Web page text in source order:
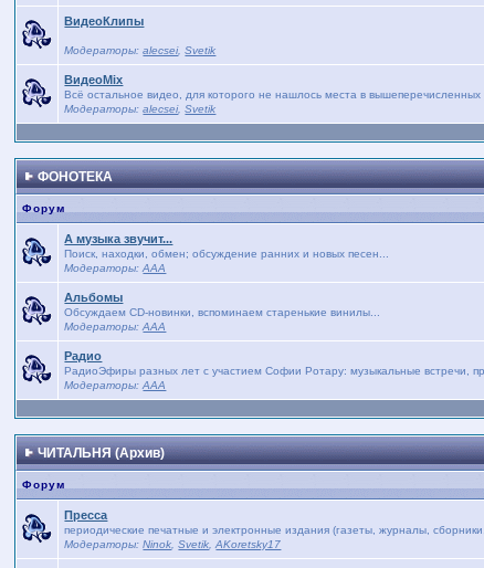
ВидеоКлипы
Модераторы:alecsei,Svetik
ВидеоMix
Всё остальное видео, для которого не нашлось места в вышеперечисленных
Модераторы:alecsei,Svetik
ФОНОТЕКА
Форум
А музыка звучит...
Поиск, находки, обмен; обсуждение ранних и новых песен...
Модераторы:AAA
Альбомы
Обсуждаем CD-новинки, вспоминаем старенькие винилы...
Модераторы:AAA
Радио
РадиоЭфиры разных лет с участием Софии Ротару: музыкальные встречи,
Модераторы:AAA
ЧИТАЛЬНЯ (Архив)
Форум
Пресса
периодические печатные и электронные издания (газеты, журналы,
Модераторы:Ninok ,Svetik ,AKoretsky17